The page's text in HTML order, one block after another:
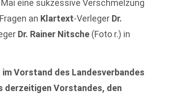
eine sukzessive Verschmelzung
an Klartext-Verleger Dr.
Dr. Rainer Nitsche (Foto r.) in
Vorstand des Landesverbandes
derzeitigen Vorstandes, den